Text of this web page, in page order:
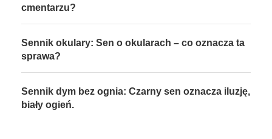
cmentarzu?
Sennik okulary: Sen o okularach – co oznacza ta
sprawa?
Sennik dym bez ognia: Czarny sen oznacza iluzję,
biały ogień.